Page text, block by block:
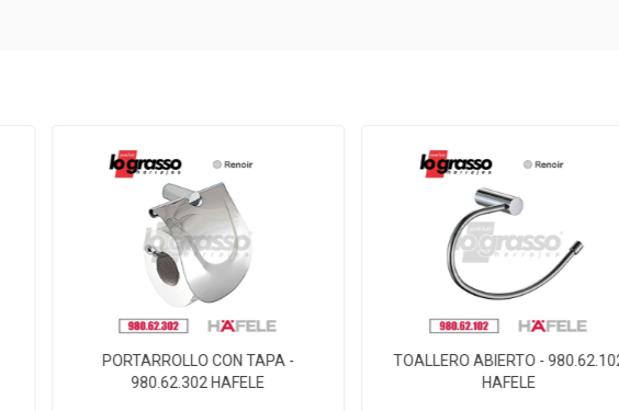
PORTARROLLO CON TAPA -
980.62.302 HAFELE
TOALLERO ABIERTO -
HAFELE